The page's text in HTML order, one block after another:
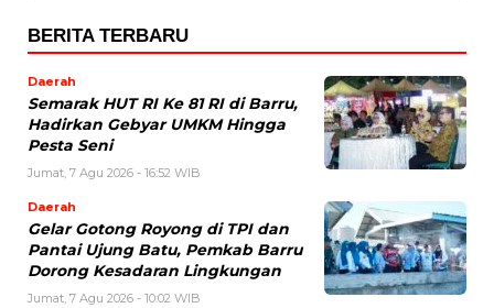
BERITA TERBARU
Daerah
Semarak HUT RI Ke 81 RI di Barru,
Hadirkan Gebyar UMKM Hingga
Pesta Seni
Jumat, 7 Agu 2026 - 16:52 WIB
Daerah
Gelar Gotong Royong di TPI dan
Pantai Ujung Batu, Pemkab Barru
Dorong Kesadaran Lingkungan
Jumat, 7 Agu 2026 - 10:02 WIB